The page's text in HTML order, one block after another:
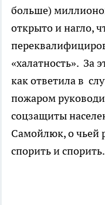
больше)
открыто и нагло,
«халатность». За
как ответила в
пожаром
соцзащиты
Самойлюк, о чьей
спорить и спорить.